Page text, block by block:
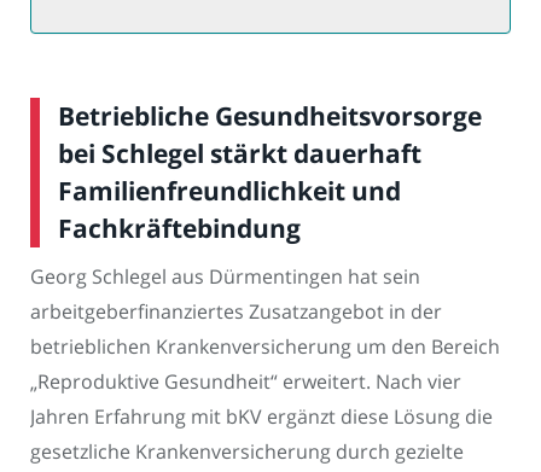
Betriebliche Gesundheitsvorsorge
bei Schlegel stärkt dauerhaft
Familienfreundlichkeit und
Fachkräftebindung
Georg Schlegel aus Dürmentingen hat sein
arbeitgeberfinanziertes Zusatzangebot in der
betrieblichen Krankenversicherung um den Bereich
„Reproduktive Gesundheit“ erweitert. Nach vier
Jahren Erfahrung mit bKV ergänzt diese Lösung die
gesetzliche Krankenversicherung durch gezielte